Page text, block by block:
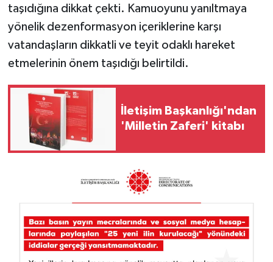
taşıdığına dikkat çekti. Kamuoyunu yanıltmaya
yönelik dezenformasyon içeriklerine karşı
vatandaşların dikkatli ve teyit odaklı hareket
etmelerinin önem taşıdığı belirtildi.
İletişim Başkanlığı'ndan
'Milletin Zaferi' kitabı